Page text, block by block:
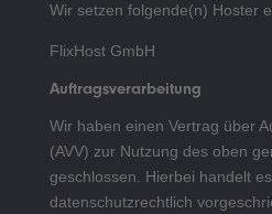
Wir setzen folgende(n) Hoster
FlixHost GmbH
Auftragsverarbeitung
Wir haben einen Vertrag über
(AVV) zur Nutzung des oben
geschlossen. Hierbei handelt
datenschutzrechtlich